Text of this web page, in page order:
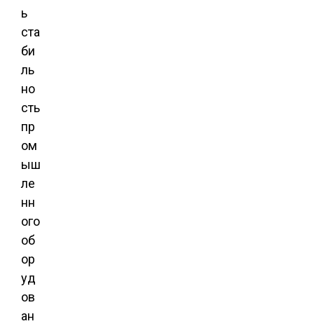
ь
ста
би
ль
но
сть
пр
ом
ыш
ле
нн
ого
об
ор
уд
ов
ан